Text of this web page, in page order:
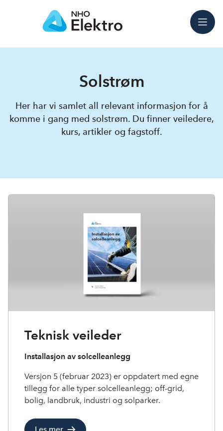
Meny
Solstrøm
Her har vi samlet all relevant informasjon for å
komme i gang med solstrøm. Du finner veiledere,
kurs, artikler og fagstoff.
Teknisk veileder
Installasjon av solcelleanlegg
Versjon 5 (februar 2023) er oppdatert med egne
tillegg for alle typer solcelleanlegg; off-grid,
bolig, landbruk, industri og solparker.